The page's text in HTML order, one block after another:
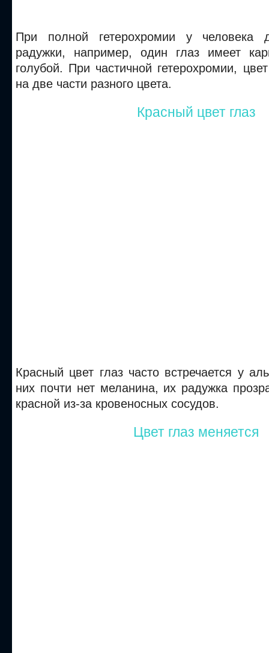
При полной гетерохромии у человека
радужки, например, один глаз имеет
голубой. При частичной гетерохромии,
на две части разного цвета.
Красный цвет глаз
Красный цвет глаз часто встречается у
них почти нет меланина, их радужка
красной из-за кровеносных сосудов.
Цвет глаз меняется